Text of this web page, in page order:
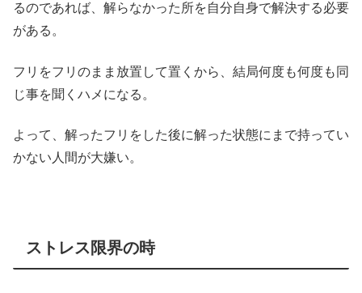
るのであれば、解らなかった所を自分自身で解決する必要
がある。
フリをフリのまま放置して置くから、結局何度も何度も同
じ事を聞くハメになる。
よって、解ったフリをした後に解った状態にまで持ってい
かない人間が大嫌い。
ストレス限界の時